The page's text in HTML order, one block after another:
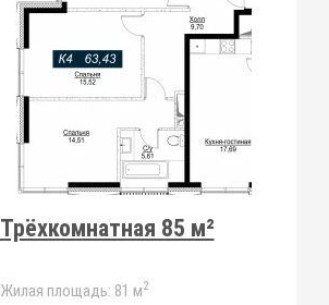
Трёхкомнатная 85 м²
Жилая площадь: 81 м2